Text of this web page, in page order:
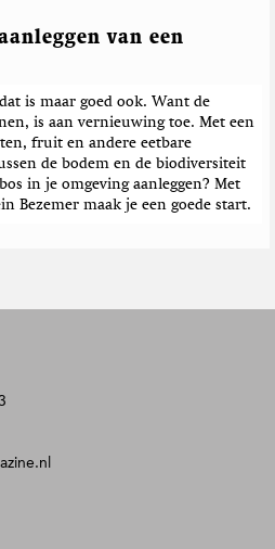
van een
is maar goed ook. Want de
is aan vernieuwing toe. Met een
fruit en andere eetbare
de bodem en de biodiversiteit
in je omgeving aanleggen? Met
Bezemer maak je een goede start.